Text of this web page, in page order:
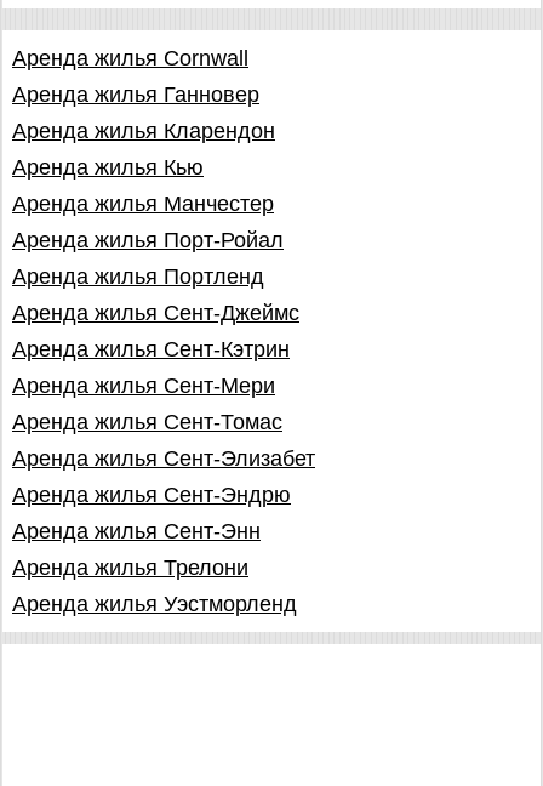
Аренда жилья Cornwall
Аренда жилья Ганновер
Аренда жилья Кларендон
Аренда жилья Кью
Аренда жилья Манчестер
Аренда жилья Порт-Ройал
Аренда жилья Портленд
Аренда жилья Сент-Джеймс
Аренда жилья Сент-Кэтрин
Аренда жилья Сент-Мери
Аренда жилья Сент-Томас
Аренда жилья Сент-Элизабет
Аренда жилья Сент-Эндрю
Аренда жилья Сент-Энн
Аренда жилья Трелони
Аренда жилья Уэстморленд